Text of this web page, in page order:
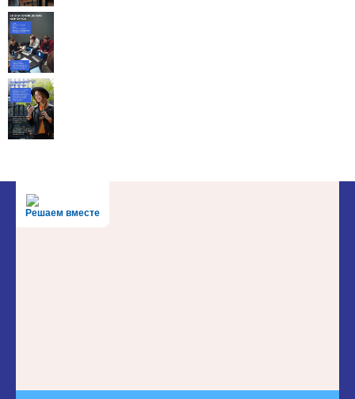
Решаем вместе